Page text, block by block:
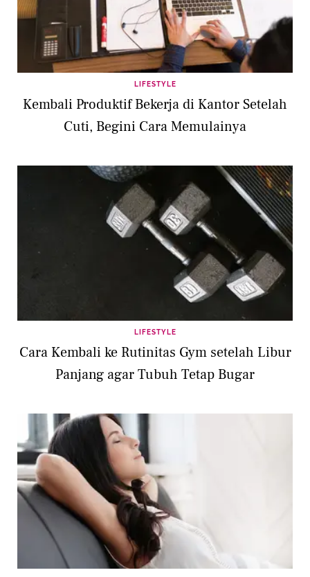
LIFESTYLE
Kembali Produktif Bekerja di Kantor Setelah
Cuti, Begini Cara Memulainya
LIFESTYLE
Cara Kembali ke Rutinitas Gym setelah Libur
Panjang agar Tubuh Tetap Bugar